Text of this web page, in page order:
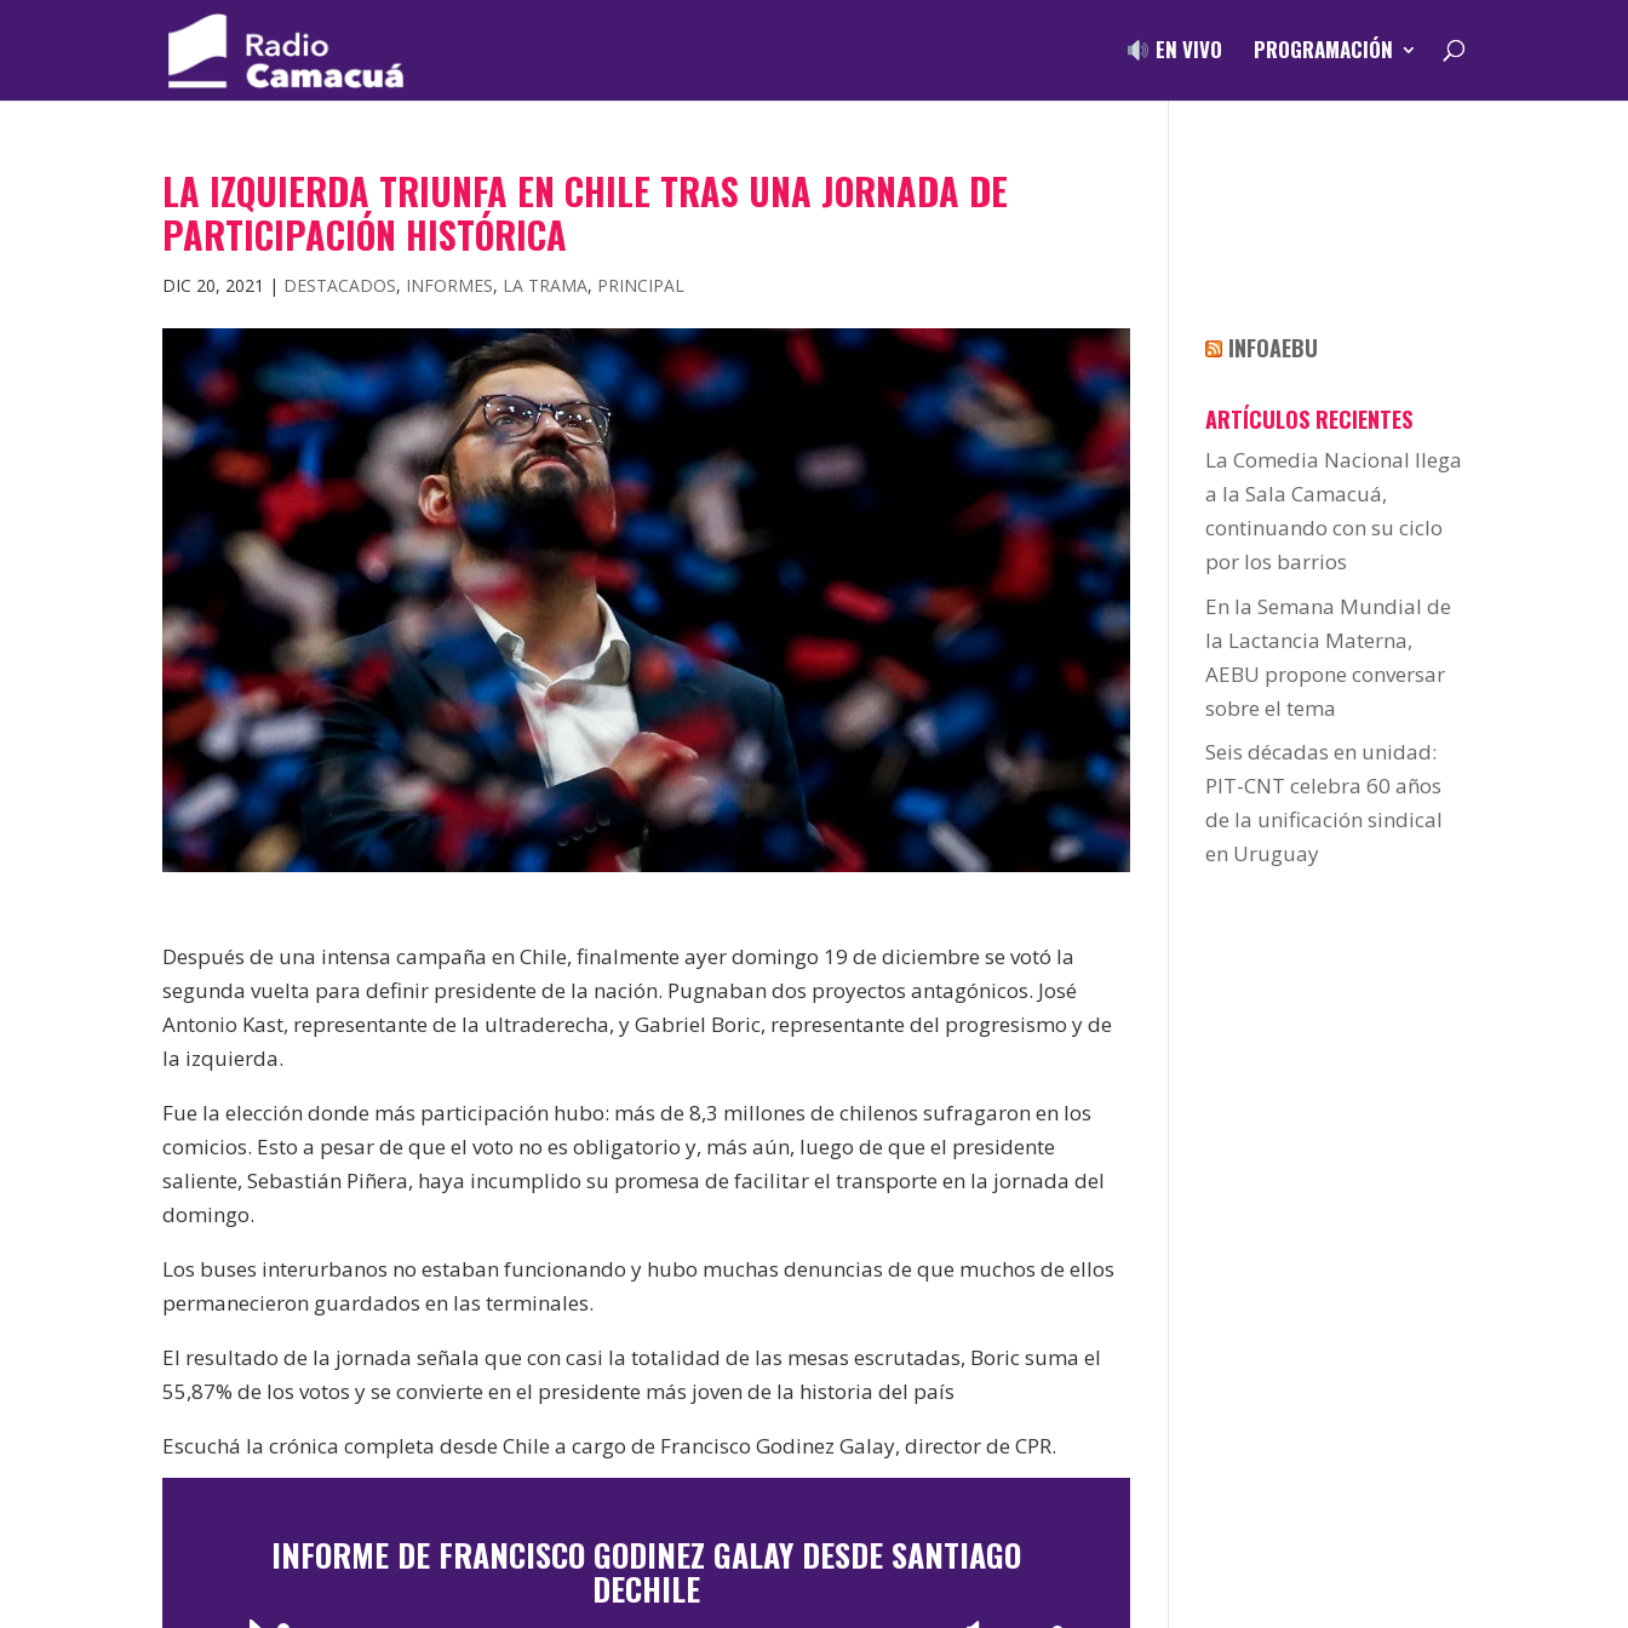
EN VIVO PROGRAMACIÓN
LA IZQUIERDA TRIUNFA EN CHILE TRAS UNA JORNADA DE
PARTICIPACIÓN HISTÓRICA
DIC 20, 2021 | DESTACADOS, INFORMES, LA TRAMA, PRINCIPAL
Después de una intensa campaña en Chile, finalmente ayer domingo 19 de diciembre se votó la
segunda vuelta para definir presidente de la nación. Pugnaban dos proyectos antagónicos. José
Antonio Kast, representante de la ultraderecha, y Gabriel Boric, representante del progresismo y de
la izquierda.
Fue la elección donde más participación hubo: más de 8,3 millones de chilenos sufragaron en los
comicios. Esto a pesar de que el voto no es obligatorio y, más aún, luego de que el presidente
saliente, Sebastián Piñera, haya incumplido su promesa de facilitar el transporte en la jornada del
domingo.
Los buses interurbanos no estaban funcionando y hubo muchas denuncias de que muchos de ellos
permanecieron guardados en las terminales.
El resultado de la jornada señala que con casi la totalidad de las mesas escrutadas, Boric suma el
55,87% de los votos y se convierte en el presidente más joven de la historia del país
Escuchá la crónica completa desde Chile a cargo de Francisco Godinez Galay, director de CPR.
INFORME DE FRANCISCO GODINEZ GALAY DESDE SANTIAGO
DECHILE
INFOAEBU
ARTÍCULOS RECIENTES
La Comedia Nacional llega
a la Sala Camacuá,
continuando con su ciclo
por los barrios
En la Semana Mundial de
la Lactancia Materna,
AEBU propone conversar
sobre el tema
Seis décadas en unidad:
PIT-CNT celebra 60 años
de la unificación sindical
en Uruguay